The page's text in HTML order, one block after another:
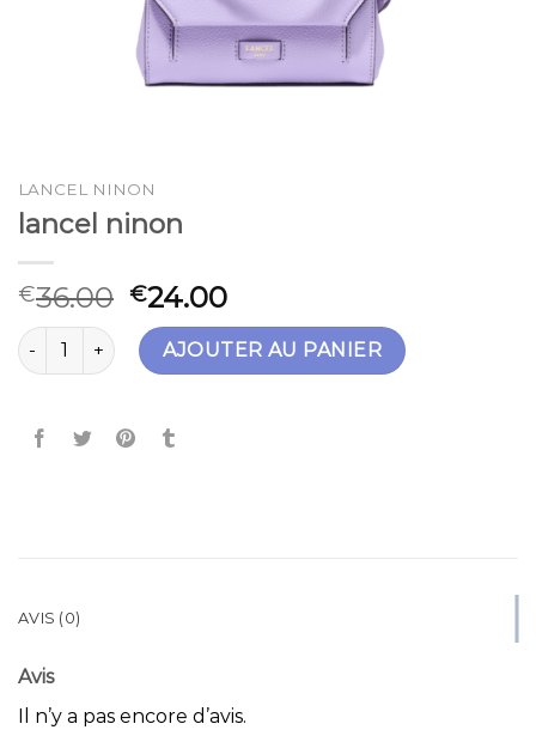
LANCEL NINON
lancel ninon
€36.00 €24.00
quantité de lancel ninonAJOUTER AU PANIER
AVIS (0)
Avis
Il n’y a pas encore d’avis.